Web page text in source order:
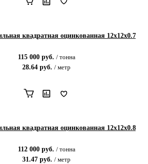
квадратная оцинкованная 12х12х0.7
115 000руб. / тонна
28.64 руб. / метр
квадратная оцинкованная 12х12х0.8
112 000руб. / тонна
31.47 руб. / метр